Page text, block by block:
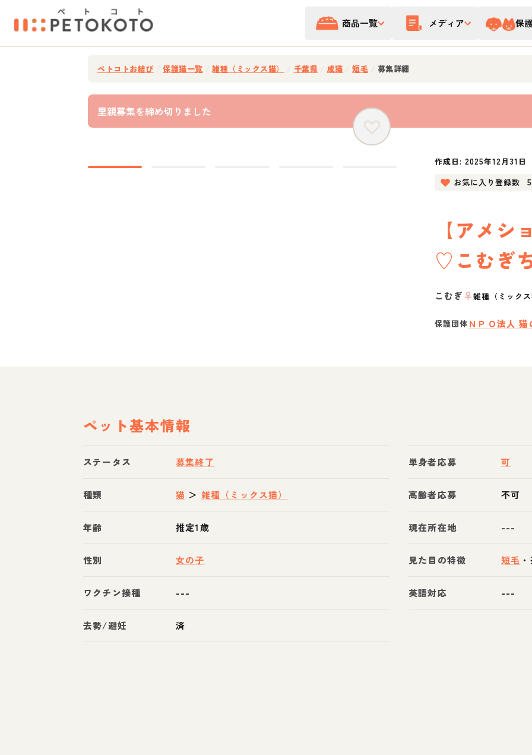
商品一覧 メディア 保
ペトコトお結び 保護猫一覧 雑種（ミックス猫） 千葉県 成猫 短毛 募集詳細
里親募集を締め切りました
作成日:2025年12月31日
お気に入り登録数
【アメ
♡こむぎ
こむぎ♀雑種（ミック
保護団体 ＮＰＯ法人 猫
ペット基本情報
ステータス 募集終了
種類 猫 ＞ 雑種（ミックス猫）
年齢 推定1歳
性別 女の子
ワクチン接種 ---
去勢/避妊 済
単身者応募 可
高齢者応募 不可
現在所在地 ---
見た目の特徴 短毛 ・
英語対応 ---